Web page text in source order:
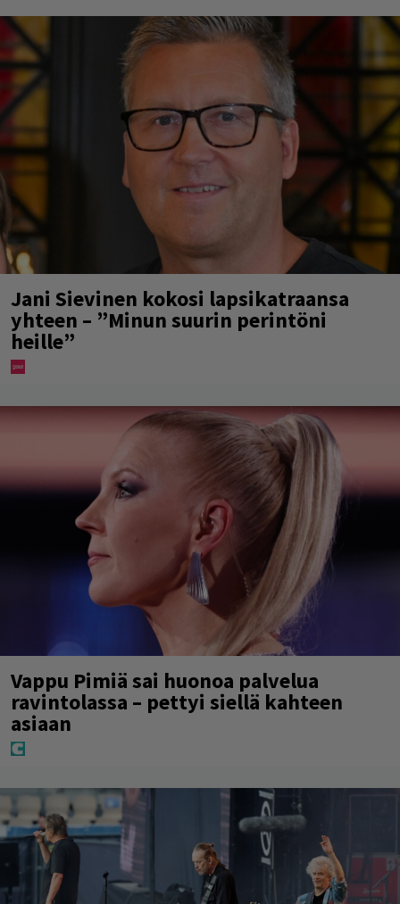
Jani Sievinen kokosi lapsikatraansa
yhteen – ”Minun suurin perintöni
heille”
Vappu Pimiä sai huonoa palvelua
ravintolassa – pettyi siellä kahteen
asiaan